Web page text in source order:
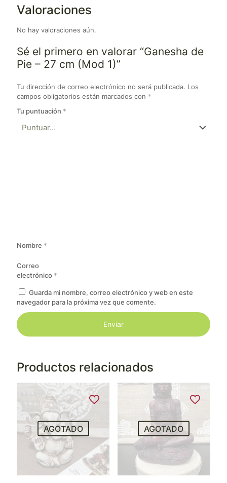
Valoraciones
No hay valoraciones aún.
Sé el primero en valorar “Ganesha de
Pie – 27 cm (Mod 1)”
Tu dirección de correo electrónico no será publicada. Los
campos obligatorios están marcados con *
Tu puntuación *
Nombre *
Correo
electrónico *
Guarda mi nombre, correo electrónico y web en este
navegador para la próxima vez que comente.
Productos relacionados
AGOTADO AGOTADO